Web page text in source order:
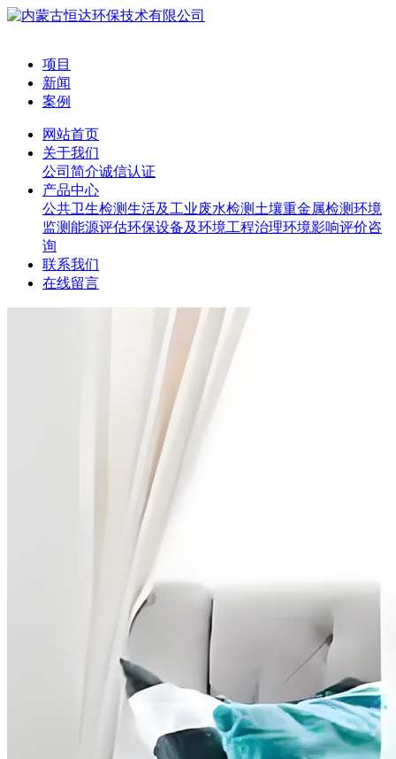
项目
新闻
案例
网站首页
关于我们
公司简介诚信认证
产品中心
公共卫生检测生活及工业废水检测 土壤重金属检测环境
监测能源评估环保设备及环境工程治理环境影响评价咨
询
联系我们
在线留言